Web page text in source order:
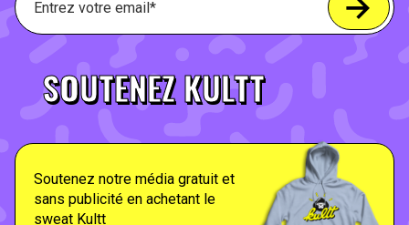
SOUTENEZ KULTT
Soutenez notre média gratuit et
sans publicité en achetant le
sweat Kultt